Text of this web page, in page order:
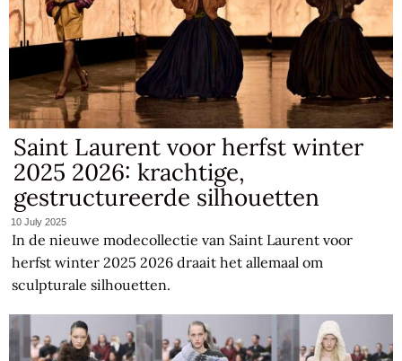
Saint Laurent voor herfst winter
2025 2026: krachtige,
gestructureerde silhouetten
10 July 2025
In de nieuwe modecollectie van Saint Laurent voor
herfst winter 2025 2026 draait het allemaal om
sculpturale silhouetten.